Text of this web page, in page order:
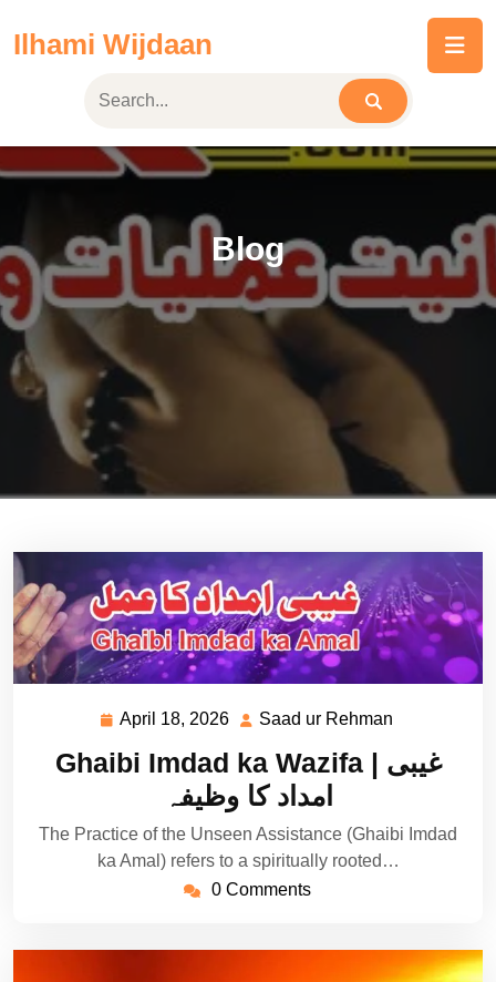
Ilhami Wijdaan
Blog
April 18, 2026 April
2026
Saad ur Rehman
Rehman
Ghaibi Imdad ka Wazifa | غیبی
امداد کا وظیفہ
The Practice of the Unseen Assistance (Ghaibi Imdad
ka Amal) refers to a spiritually rooted…
0 Comments